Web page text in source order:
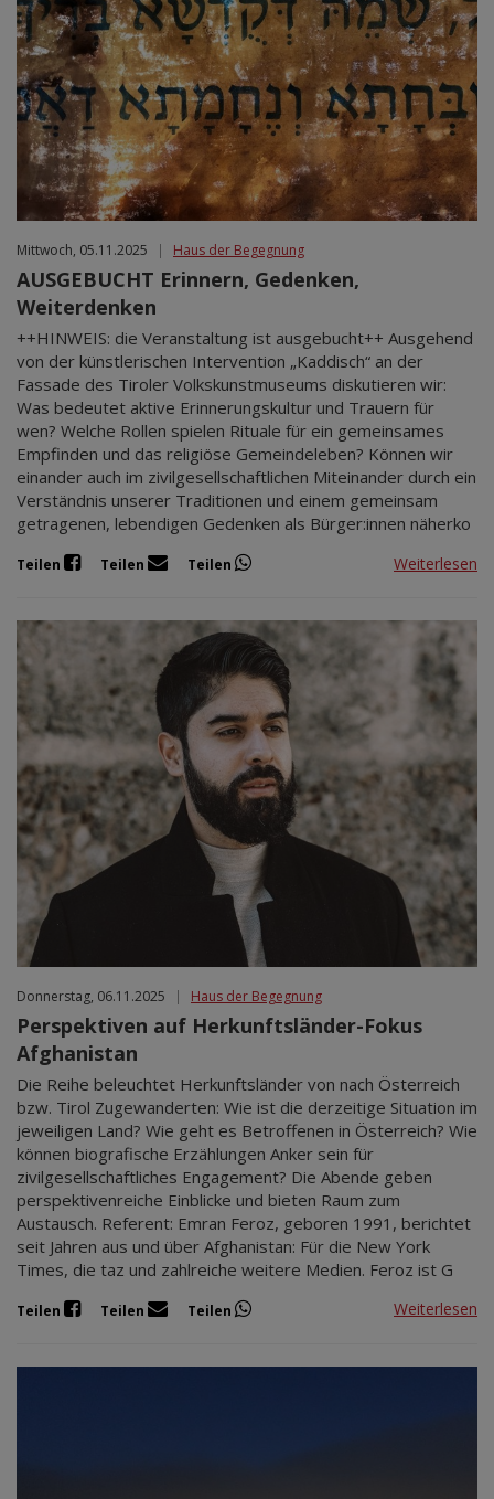
Mittwoch, 05.11.2025 | Haus der Begegnung
AUSGEBUCHT Erinnern, Gedenken,
Weiterdenken
++HINWEIS: die Veranstaltung ist ausgebucht++ Ausgehend
von der künstlerischen Intervention „Kaddisch“ an der
Fassade des Tiroler Volkskunstmuseums diskutieren wir:
Was bedeutet aktive Erinnerungskultur und Trauern für
wen? Welche Rollen spielen Rituale für ein gemeinsames
Empfinden und das religiöse Gemeindeleben? Können wir
einander auch im zivilgesellschaftlichen Miteinander durch ein
Verständnis unserer Traditionen und einem gemeinsam
getragenen, lebendigen Gedenken als Bürger:innen näherko
Teilen Teilen Teilen Weiterlesen
Donnerstag, 06.11.2025 | Haus der Begegnung
Perspektiven auf Herkunftsländer-Fokus
Afghanistan
Die Reihe beleuchtet Herkunftsländer von nach Österreich
bzw. Tirol Zugewanderten: Wie ist die derzeitige Situation im
jeweiligen Land? Wie geht es Betroffenen in Österreich? Wie
können biografische Erzählungen Anker sein für
zivilgesellschaftliches Engagement? Die Abende geben
perspektivenreiche Einblicke und bieten Raum zum
Austausch. Referent: Emran Feroz, geboren 1991, berichtet
seit Jahren aus und über Afghanistan: Für die New York
Times, die taz und zahlreiche weitere Medien. Feroz ist G
Teilen Teilen Teilen Weiterlesen